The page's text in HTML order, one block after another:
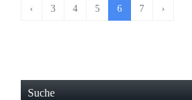
‹ 3 4 5 6 7 ›
Suche